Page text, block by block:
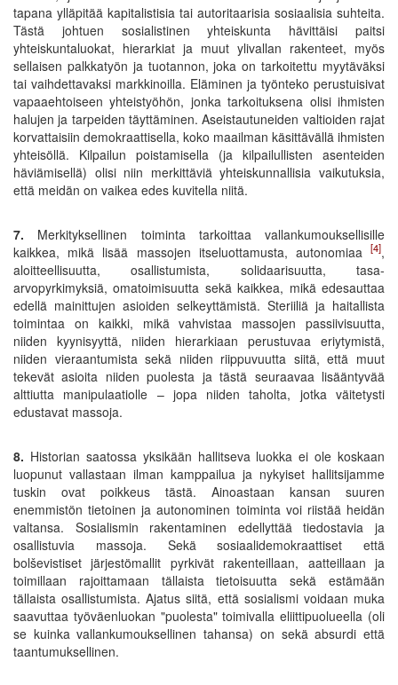
tapana ylläpitää kapitalistisia tai autoritaarisia sosiaalisia suhteita.
Tästä johtuen sosialistinen yhteiskunta hävittäisi paitsi
yhteiskuntaluokat, hierarkiat ja muut ylivallan rakenteet, myös
sellaisen palkkatyön ja tuotannon, joka on tarkoitettu myytäväksi
tai vaihdettavaksi markkinoilla. Eläminen ja työnteko perustuisivat
vapaaehtoiseen yhteistyöhön, jonka tarkoituksena olisi ihmisten
halujen ja tarpeiden täyttäminen. Aseistautuneiden valtioiden rajat
korvattaisiin demokraattisella, koko maailman käsittävällä ihmisten
yhteisöllä. Kilpailun poistamisella (ja kilpailullisten asenteiden
häviämisellä) olisi niin merkittäviä yhteiskunnallisia vaikutuksia,
että meidän on vaikea edes kuvitella niitä.
7. Merkityksellinen toiminta tarkoittaa vallankumouksellisille
kaikkea, mikä lisää massojen itseluottamusta, autonomiaa
[4],
aloitteellisuutta, osallistumista, solidaarisuutta, tasa-
arvopyrkimyksiä, omatoimisuutta sekä kaikkea, mikä edesauttaa
edellä mainittujen asioiden selkeyttämistä. Steriiliä ja haitallista
toimintaa on kaikki, mikä vahvistaa massojen passiivisuutta,
niiden kyynisyyttä, niiden hierarkiaan perustuvaa eriytymistä,
niiden vieraantumista sekä niiden riippuvuutta siitä, että muut
tekevät asioita niiden puolesta ja tästä seuraavaa lisääntyvää
alttiutta manipulaatiolle – jopa niiden taholta, jotka väitetysti
edustavat massoja.
8. Historian saatossa yksikään hallitseva luokka ei ole koskaan
luopunut vallastaan ilman kamppailua ja nykyiset hallitsijamme
tuskin ovat poikkeus tästä. Ainoastaan kansan suuren
enemmistön tietoinen ja autonominen toiminta voi riistää heidän
valtansa. Sosialismin rakentaminen edellyttää tiedostavia ja
osallistuvia massoja. Sekä sosiaalidemokraattiset että
bolševistiset järjestömallit pyrkivät rakenteillaan, aatteillaan ja
toimillaan rajoittamaan tällaista tietoisuutta sekä estämään
tällaista osallistumista. Ajatus siitä, että sosialismi voidaan muka
saavuttaa työväenluokan "puolesta" toimivalla eliittipuolueella (oli
se kuinka vallankumouksellinen tahansa) on sekä absurdi että
taantumuksellinen.